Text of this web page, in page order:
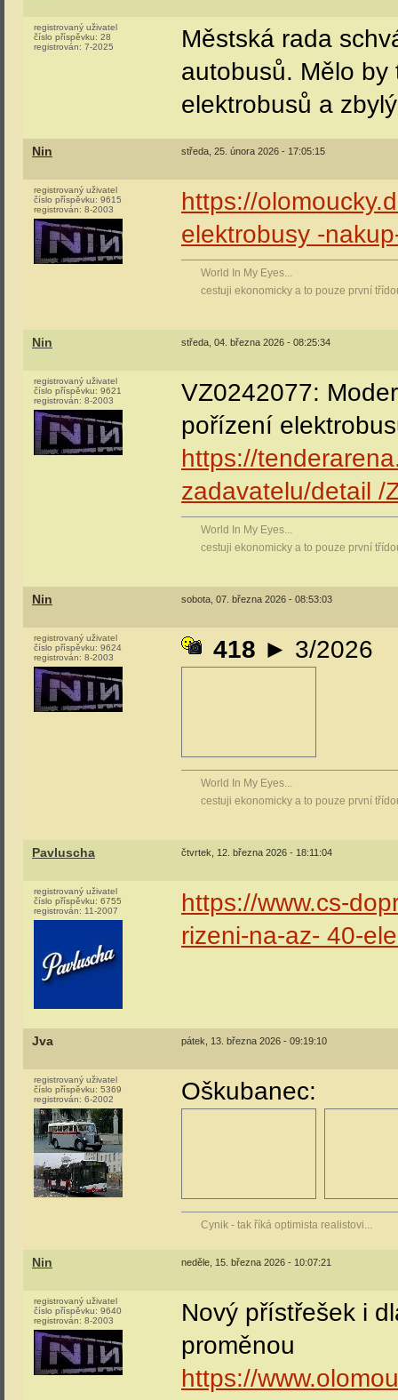
registrovaný uživatel
číslo příspěvku: 28
registrován: 7-2025
Městská rada
autobusů. Mělo
elektrobusů a
Nin středa, 25. února 2026 - 17:05:15
registrovaný uživatel
číslo příspěvku: 9615
registrován: 8-2003
https://
elektrobusy -
World In My Eyes...
cestuji ekonomicky a to pouze první
Nin středa, 04. března 2026 - 08:25:34
registrovaný uživatel
číslo příspěvku: 9621
registrován: 8-2003
VZ0242077:
pořízení
https://
zadavatelu/detail /
World In My Eyes...
cestuji ekonomicky a to pouze první
Nin sobota, 07. března 2026 - 08:53:03
registrovaný uživatel
číslo příspěvku: 9624
registrován: 8-2003 418 ► 3/2026
World In My Eyes...
cestuji ekonomicky a to pouze první
Pavluscha čtvrtek, 12. března 2026 - 18:11:04
registrovaný uživatel
číslo příspěvku: 6755
registrován: 11-2007
https://www.cs-
rizeni-na-az- 40-
Jva pátek, 13. března 2026 - 09:19:10
registrovaný uživatel
číslo příspěvku: 5369
registrován: 6-2002 Oškubanec:
Cynik - tak říká optimista realistovi...
Nin neděle, 15. března 2026 - 10:07:21
registrovaný uživatel
číslo příspěvku: 9640
registrován: 8-2003
Nový přístřešek i
proměnou
https://